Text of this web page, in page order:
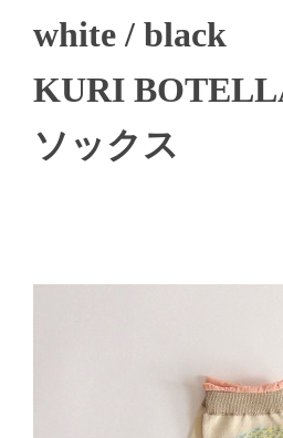
white / black
KURI
ソックス